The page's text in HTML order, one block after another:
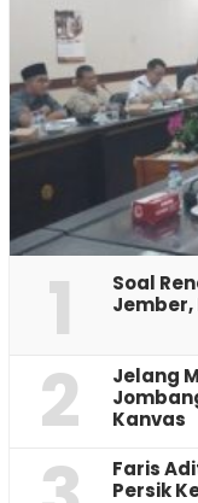
1
‎Soal
Jember,
2
Jelang
Kanvas
Faris
Persik